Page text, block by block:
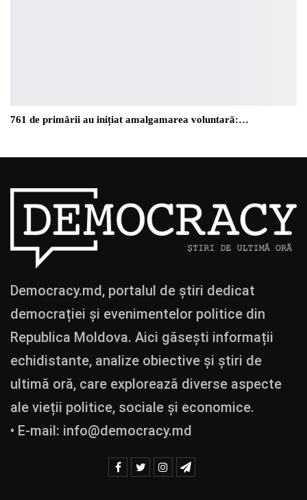
761 de primării au inițiat amalgamarea voluntară:…
Democracy.md, portalul de știri dedicat
democrației și evenimentelor politice din
Republica Moldova. Aici găsești informații
echidistante, analize obiective și știri de
ultimă oră, care explorează diverse aspecte
ale vieții politice, sociale și economice.
• E-mail: info@democracy.md